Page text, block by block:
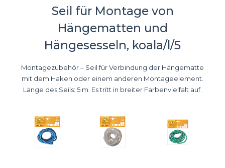
Seil für Montage von
Hängematten und
Hängesesseln, koala/l/5
Montagezubehör – Seil für Verbindung der Hängematte
mit dem Haken oder einem anderen Montageelement.
Länge des Seils: 5 m. Es tritt in breiter Farbenvielfalt auf.